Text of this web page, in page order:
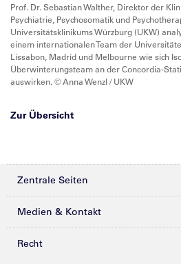
Prof. Dr. Sebastian Walther, Direktor der
Psychiatrie, Psychosomatik und
Universitätsklinikums Würzburg (UKW)
einem internationalen Team der
Lissabon, Madrid und Melbourne wie sich
Überwinterungsteam an der Concordia-
auswirken. © Anna Wenzl / UKW
Zur Übersicht
Zentrale Seiten
Kliniken & Zentren
Medien & Kontakt
Presse
Recht